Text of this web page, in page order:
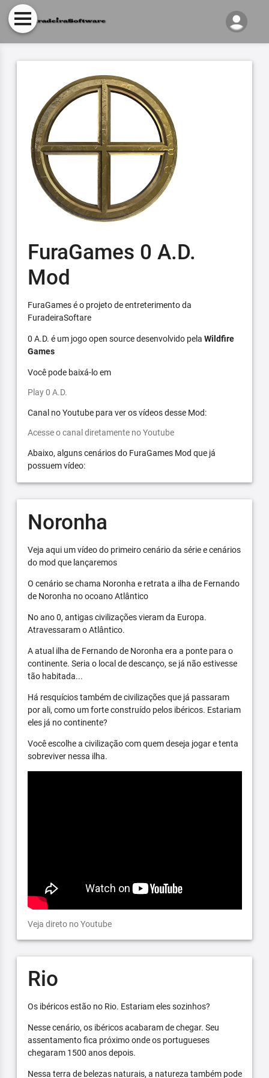
FuraGames 0 A.D.
Mod
FuraGames é o projeto de entreterimento da
FuradeiraSoftare
0 A.D. é um jogo open source desenvolvido pela Wildfire
Games
Você pode baixá-lo em
Play 0 A.D.
Canal no Youtube para ver os vídeos desse Mod:
Acesse o canal diretamente no Youtube
Abaixo, alguns cenários do FuraGames Mod que já
possuem vídeo:
Noronha
Veja aqui um vídeo do primeiro cenário da série e cenários
do mod que lançaremos
O cenário se chama Noronha e retrata a ilha de Fernando
de Noronha no ocoano Atlântico
No ano 0, antigas civilizações vieram da Europa.
Atravessaram o Atlântico.
A atual ilha de Fernando de Noronha era a ponte para o
continente. Seria o local de descanço, se já não estivesse
tão habitada...
Há resquícios também de civilizações que já passaram
por ali, como um forte construído pelos ibéricos. Estariam
eles já no continente?
Você escolhe a civilização com quem deseja jogar e tenta
sobreviver nessa ilha.
Veja direto no Youtube
Rio
Os ibéricos estão no Rio. Estariam eles sozinhos?
Nesse cenário, os ibéricos acabaram de chegar. Seu
assentamento fica próximo onde os portugueses
chegaram 1500 anos depois.
Nessa terra de belezas naturais, a natureza também pode